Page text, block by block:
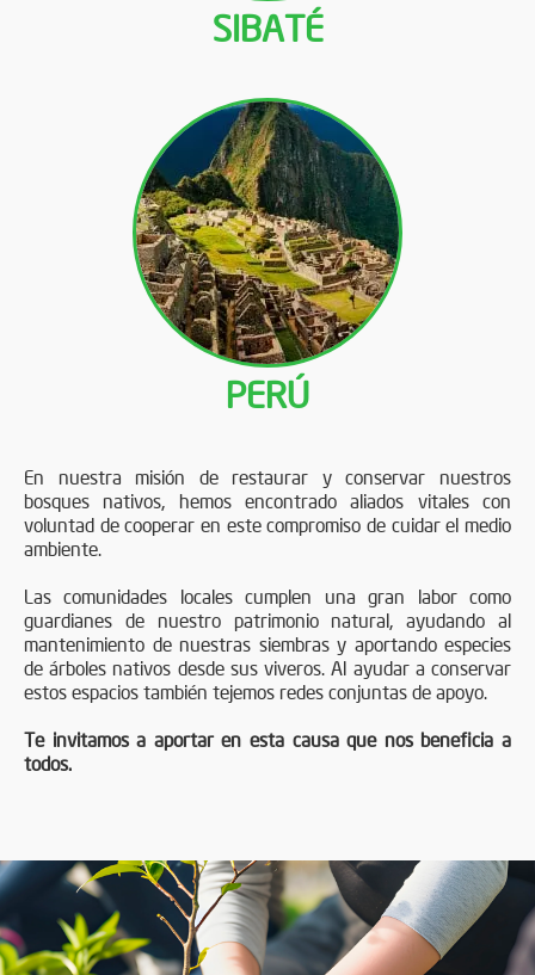
SIBATÉ
PERÚ
En nuestra misión de restaurar y conservar nuestros
bosques nativos, hemos encontrado aliados vitales con
voluntad de cooperar en este compromiso de cuidar el medio
ambiente.
Las comunidades locales cumplen una gran labor como
guardianes de nuestro patrimonio natural, ayudando al
mantenimiento de nuestras siembras y aportando especies
de árboles nativos desde sus viveros. Al ayudar a conservar
estos espacios también tejemos redes conjuntas de apoyo.
Te invitamos a aportar en esta causa que nos beneficia a
todos.